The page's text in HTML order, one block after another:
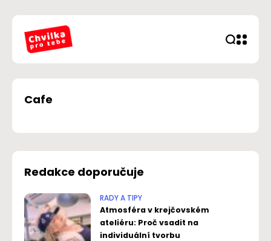
Cafe
Redakce doporučuje
RADY A TIPY
Atmosféra v krejčovském
ateliéru: Proč vsadit na
individuální tvorbu